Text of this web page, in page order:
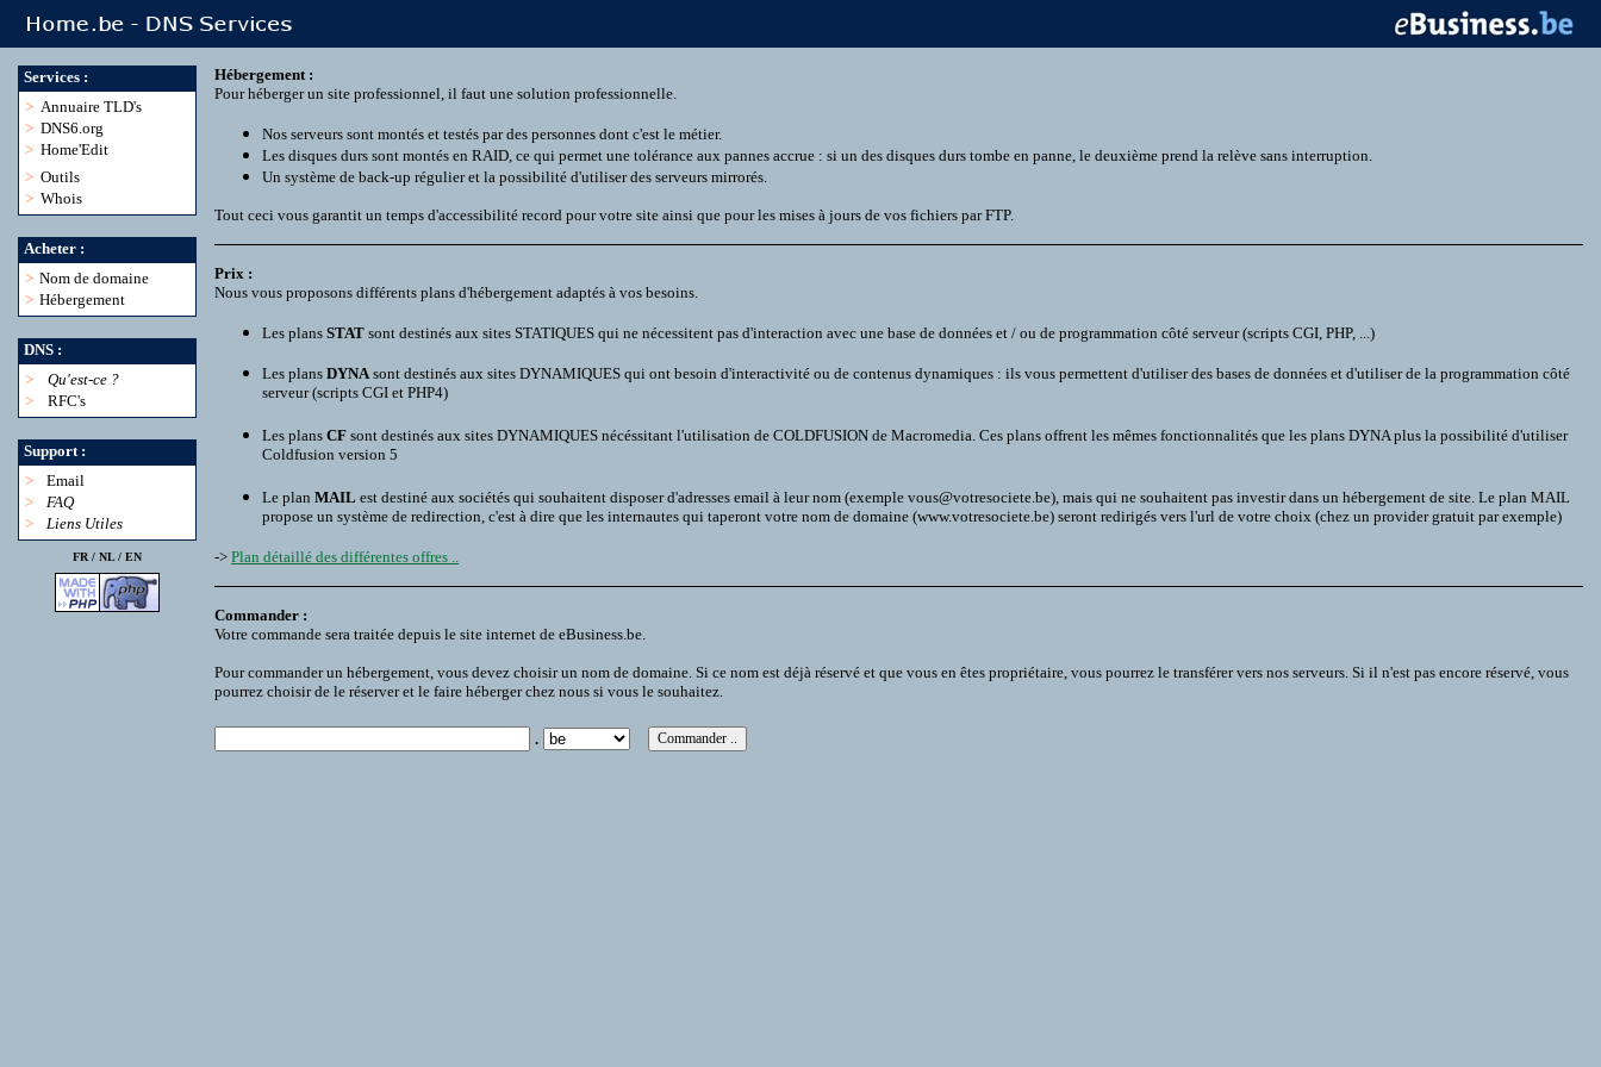
Services :
> Annuaire TLD's
> DNS6.org
> Home'Edit
> Outils
> Whois
Acheter :
> Nom de domaine
> Hébergement
DNS :
>
Qu'est-ce ?
>
RFC's
Support :
>
Email
>
FAQ
>
Liens Utiles
FR / NL/ EN
Hébergement :
Pour héberger un site professionnel, il faut une solution professionnelle.
Nos serveurs sont montés et testés par des personnes dont c'est le métier.
Les disques durs sont montés en RAID, ce qui permet une tolérance aux pannes accrue : si un des disques durs tombe en panne, le deuxième prend la relève sans interruption.
Un système de back-up régulier et la possibilité d'utiliser des serveurs mirrorés.
Tout ceci vous garantit un temps d'accessibilité record pour votre site ainsi que pour les mises à jours de vos fichiers par FTP.
Prix :
Nous vous proposons différents plans d'hébergement adaptés à vos besoins.
Les plans STAT sont destinés aux sites STATIQUES qui ne nécessitent pas d'interaction avec une base de données et / ou de programmation côté serveur (scripts CGI, PHP, ...)
Les plans DYNAsont destinés aux sites DYNAMIQUES qui ont besoin d'interactivité ou de contenus dynamiques : ils vous permettent d'utiliser des bases de données et d'utiliser de la programmation côté
serveur (scripts CGI et PHP4)
Les plans CF sont destinés aux sites DYNAMIQUES nécéssitant l'utilisation de COLDFUSION de Macromedia. Ces plans offrent les mêmes fonctionnalités que les plans DYNA plus la possibilité d'utiliser
Coldfusion version 5
Le plan MAIL est destiné aux sociétés qui souhaitent disposer d'adresses email à leur nom (exemple vous@votresociete.be), mais qui ne souhaitent pas investir dans un hébergement de site. Le plan MAIL
propose un système de redirection, c'est à dire que les internautes qui taperont votre nom de domaine (www.votresociete.be) seront redirigés vers l'url de votre choix (chez un provider gratuit par exemple)
-> Plan détaillé des différentes offres ..
Commander :
Votre commande sera traitée depuis le site internet de eBusiness.be.
Pour commander un hébergement, vous devez choisir un nom de domaine. Si ce nom est déjà réservé et que vous en êtes propriétaire, vous pourrez le transférer vers nos serveurs. Si il n'est pas encore réservé, vous
pourrez choisir de le réserver et le faire héberger chez nous si vous le souhaitez.
.